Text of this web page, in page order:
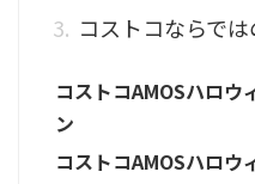
コストコならで
コストコAMOSハロウ
ン
コストコAMOSハロウ